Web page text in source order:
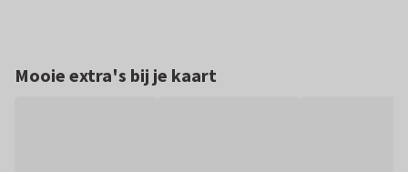
Mooie extra's bij je kaart